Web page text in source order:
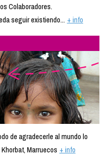
Colaboradores.
seguir existiendo... + info
de agradecerle al mundo lo
Marruecos + info